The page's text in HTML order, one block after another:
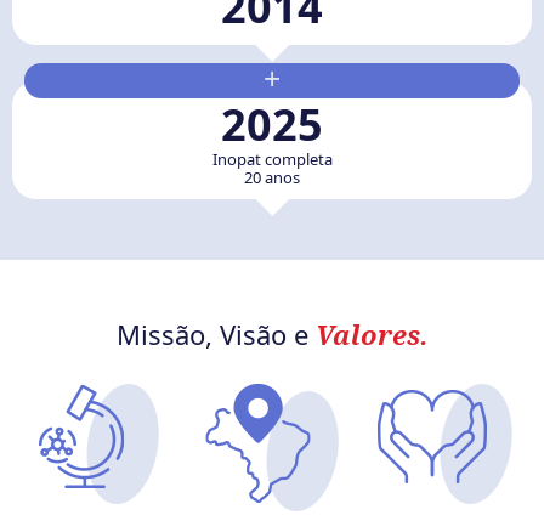
2025
Inopat completa
20 anos
+
Missão, Visão e Valores.